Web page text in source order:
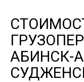
АБИНСК-